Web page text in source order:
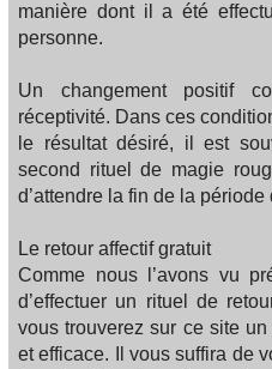
manière dont il a été
personne.
Un changement positif
réceptivité. Dans ces
le résultat désiré, il est
second rituel de magie
d’attendre la fin de la période
Le retour affectif gratuit
Comme nous l’avons vu
d’effectuer un rituel de
vous trouverez sur ce site
et efficace. Il vous suffira de